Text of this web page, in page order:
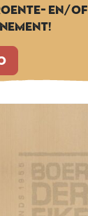
en/of